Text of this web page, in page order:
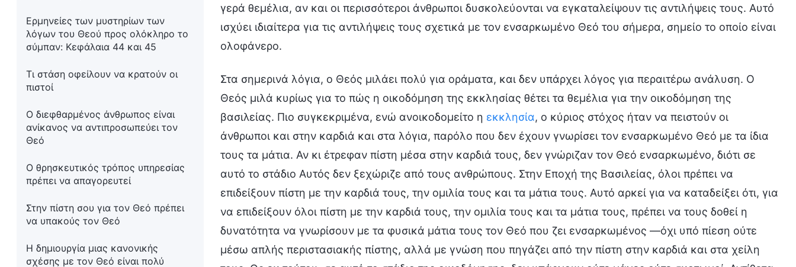
Ερμηνείες των μυστηρίων των
λόγων του Θεού προς ολόκληρο το
σύμπαν: Κεφάλαια 44 και 45
Τι στάση οφείλουν να κρατούν οι
πιστοί
Ο διεφθαρμένος άνθρωπος είναι
ανίκανος να αντιπροσωπεύει τον
Θεό
Ο θρησκευτικός τρόπος υπηρεσίας
πρέπει να απαγορευτεί
Στην πίστη σου για τον Θεό πρέπει
να υπακούς τον Θεό
Η δημιουργία μιας κανονικής
σχέσης με τον Θεό είναι πολύ
γερά θεμέλια, αν και οι περισσότεροι άνθρωποι δυσκολεύονται να εγκαταλείψουν τις αντιλήψεις τους. Αυτό
ισχύει ιδιαίτερα για τις αντιλήψεις τους σχετικά με τον ενσαρκωμένο Θεό του σήμερα, σημείο το οποίο είναι
ολοφάνερο.
Στα σημερινά λόγια, ο Θεός μιλάει πολύ για οράματα, και δεν υπάρχει λόγος για περαιτέρω ανάλυση. Ο
Θεός μιλά κυρίως για το πώς η οικοδόμηση της εκκλησίας θέτει τα θεμέλια για την οικοδόμηση της
βασιλείας. Πιο συγκεκριμένα, ενώ ανοικοδομείτο η εκκλησία, ο κύριος στόχος ήταν να πειστούν οι
άνθρωποι και στην καρδιά και στα λόγια, παρόλο που δεν έχουν γνωρίσει τον ενσαρκωμένο Θεό με τα ίδια
τους τα μάτια. Αν κι έτρεφαν πίστη μέσα στην καρδιά τους, δεν γνώριζαν τον Θεό ενσαρκωμένο, διότι σε
αυτό το στάδιο Αυτός δεν ξεχώριζε από τους ανθρώπους. Στην Εποχή της Βασιλείας, όλοι πρέπει να
επιδείξουν πίστη με την καρδιά τους, την ομιλία τους και τα μάτια τους. Αυτό αρκεί για να καταδείξει ότι, για
να επιδείξουν όλοι πίστη με την καρδιά τους, την ομιλία τους και τα μάτια τους, πρέπει να τους δοθεί η
δυνατότητα να γνωρίσουν με τα φυσικά μάτια τους τον Θεό που ζει ενσαρκωμένος —όχι υπό πίεση ούτε
μέσω απλής περιστασιακής πίστης, αλλά με γνώση που πηγάζει από την πίστη στην καρδιά και στα χείλη